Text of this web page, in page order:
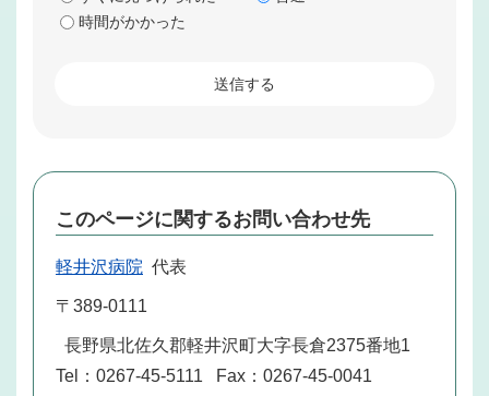
時間がかかった
このページに関するお問い合わせ先
軽井沢病院 代表
〒389-0111
長野県北佐久郡軽井沢町大字長倉2375番地1
Tel：0267-45-5111
Fax：0267-45-0041